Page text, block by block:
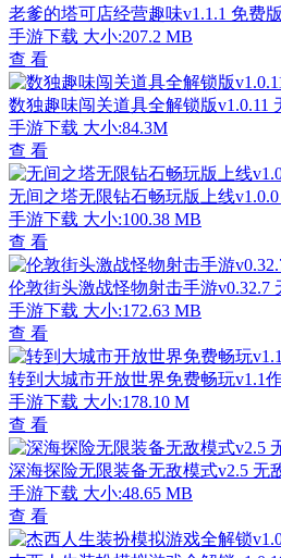
老爹的塔可店经营趣味v1.1.1 免费版
手游下载 大小:207.2 MB
查 看
数独趣味闯关道具全解锁版v1.0.11
手游下载 大小:84.3M
查 看
无间之塔无限钻石畅玩版上线
手游下载 大小:100.38 MB
查 看
伦敦街头激战怪物射击手游v0.32.7
手游下载 大小:172.63 MB
查 看
转到大城市开放世界免费畅玩v1.1
手游下载 大小:178.10 M
查 看
深海探险无限装备无敌模式v2.5 无
手游下载 大小:48.65 MB
查 看